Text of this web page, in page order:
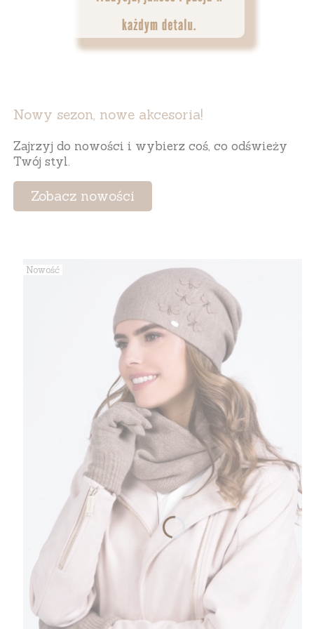
Nowy sezon, nowe akcesoria!
Zajrzyj do nowości i wybierz coś, co odświeży
Twój styl.
Zobacz nowości
Nowość